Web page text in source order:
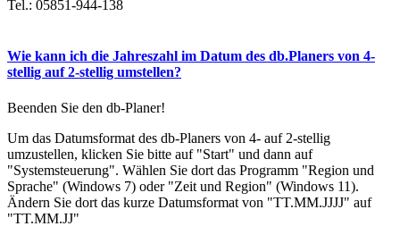
Tel.: 05851-944-138
Wie kann ich die Jahreszahl im Datum des db.Planers von 4-
stellig auf 2-stellig umstellen?
Beenden Sie den db-Planer!
Um das Datumsformat des db-Planers von 4- auf 2-stellig
umzustellen, klicken Sie bitte auf "Start" und dann auf
"Systemsteuerung". Wählen Sie dort das Programm "Region und
Sprache" (Windows 7) oder "Zeit und Region" (Windows 11).
Ändern Sie dort das kurze Datumsformat von "TT.MM.JJJJ" auf
"TT.MM.JJ"